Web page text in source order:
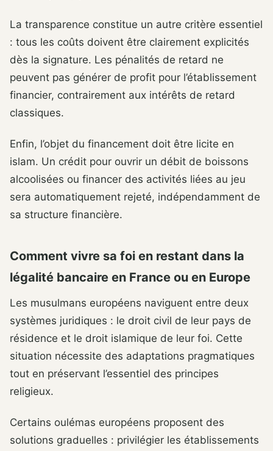
La transparence constitue un autre critère essentiel
: tous les coûts doivent être clairement explicités
dès la signature. Les pénalités de retard ne
peuvent pas générer de profit pour l’établissement
financier, contrairement aux intérêts de retard
classiques.
Enfin, l’objet du financement doit être licite en
islam. Un crédit pour ouvrir un débit de boissons
alcoolisées ou financer des activités liées au jeu
sera automatiquement rejeté, indépendamment de
sa structure financière.
Comment vivre sa foi en restant dans la
légalité bancaire en France ou en Europe
Les musulmans européens naviguent entre deux
systèmes juridiques : le droit civil de leur pays de
résidence et le droit islamique de leur foi. Cette
situation nécessite des adaptations pragmatiques
tout en préservant l’essentiel des principes
religieux.
Certains oulémas européens proposent des
solutions graduelles : privilégier les établissements